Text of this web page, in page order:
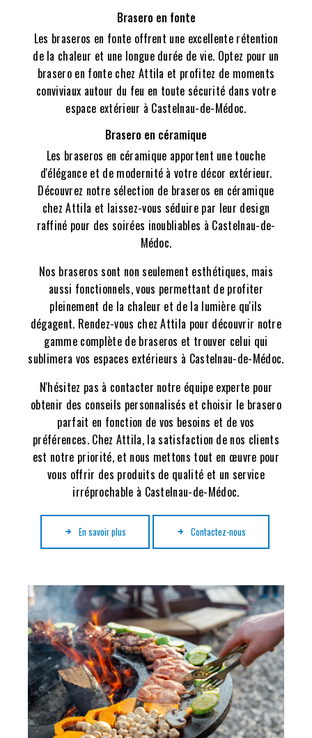
Brasero en fonte
Les braseros en fonte offrent une excellente rétention
de la chaleur et une longue durée de vie. Optez pour un
brasero en fonte chez Attila et profitez de moments
conviviaux autour du feu en toute sécurité dans votre
espace extérieur à Castelnau-de-Médoc.
Brasero en céramique
Les braseros en céramique apportent une touche
d'élégance et de modernité à votre décor extérieur.
Découvrez notre sélection de braseros en céramique
chez Attila et laissez-vous séduire par leur design
raffiné pour des soirées inoubliables à Castelnau-de-
Médoc.
Nos braseros sont non seulement esthétiques, mais
aussi fonctionnels, vous permettant de profiter
pleinement de la chaleur et de la lumière qu'ils
dégagent. Rendez-vous chez Attila pour découvrir notre
gamme complète de braseros et trouver celui qui
sublimera vos espaces extérieurs à Castelnau-de-Médoc.
N'hésitez pas à contacter notre équipe experte pour
obtenir des conseils personnalisés et choisir le brasero
parfait en fonction de vos besoins et de vos
préférences. Chez Attila, la satisfaction de nos clients
est notre priorité, et nous mettons tout en œuvre pour
vous offrir des produits de qualité et un service
irréprochable à Castelnau-de-Médoc.
En savoir plus Contactez-nous